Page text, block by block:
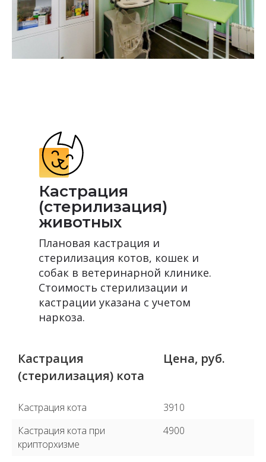
Кастрация
(стерилизация)
животных
Плановая кастрация и
стерилизация котов, кошек и
собак в ветеринарной клинике.
Стоимость стерилизации и
кастрации указана с учетом
наркоза.
Кастрация
(стерилизация) кота
Цена, руб.
Кастрация кота
3910
Кастрация кота при
крипторхизме
4900